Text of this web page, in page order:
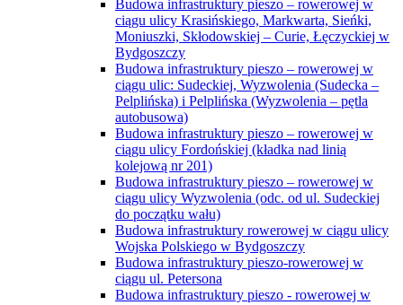
Budowa infrastruktury pieszo – rowerowej w
ciągu ulicy Krasińskiego, Markwarta, Sieńki,
Moniuszki, Skłodowskiej – Curie, Łęczyckiej w
Bydgoszczy
Budowa infrastruktury pieszo – rowerowej w
ciągu ulic: Sudeckiej, Wyzwolenia (Sudecka –
Pelplińska) i Pelplińska (Wyzwolenia – pętla
autobusowa)
Budowa infrastruktury pieszo – rowerowej w
ciągu ulicy Fordońskiej (kładka nad linią
kolejową nr 201)
Budowa infrastruktury pieszo – rowerowej w
ciągu ulicy Wyzwolenia (odc. od ul. Sudeckiej
do początku wału)
Budowa infrastruktury rowerowej w ciągu ulicy
Wojska Polskiego w Bydgoszczy
Budowa infrastruktury pieszo-rowerowej w
ciągu ul. Petersona
Budowa infrastruktury pieszo - rowerowej w